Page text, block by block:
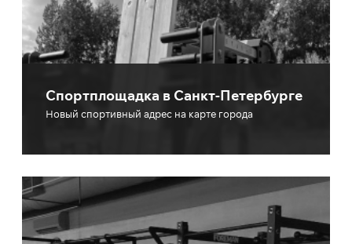
Спортплощадка в Санкт-Петербурге
Новый спортивный адрес на карте города